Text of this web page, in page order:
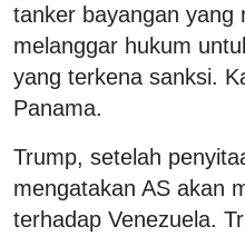
tanker bayangan yang
melanggar hukum
yang terkena sanksi.
Panama.
Trump, setelah
mengatakan AS akan
terhadap Venezuela.